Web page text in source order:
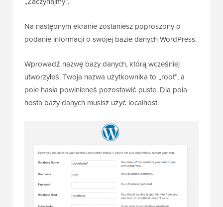
Na następnym ekranie zostaniesz poproszony o
podanie informacji o swojej bazie danych WordPress.
Wprowadź nazwę bazy danych, którą wcześniej
utworzyłeś. Twoja nazwa użytkownika to „root”, a
pole hasła powinieneś pozostawić puste. Dla pola
hosta bazy danych musisz użyć localhost.